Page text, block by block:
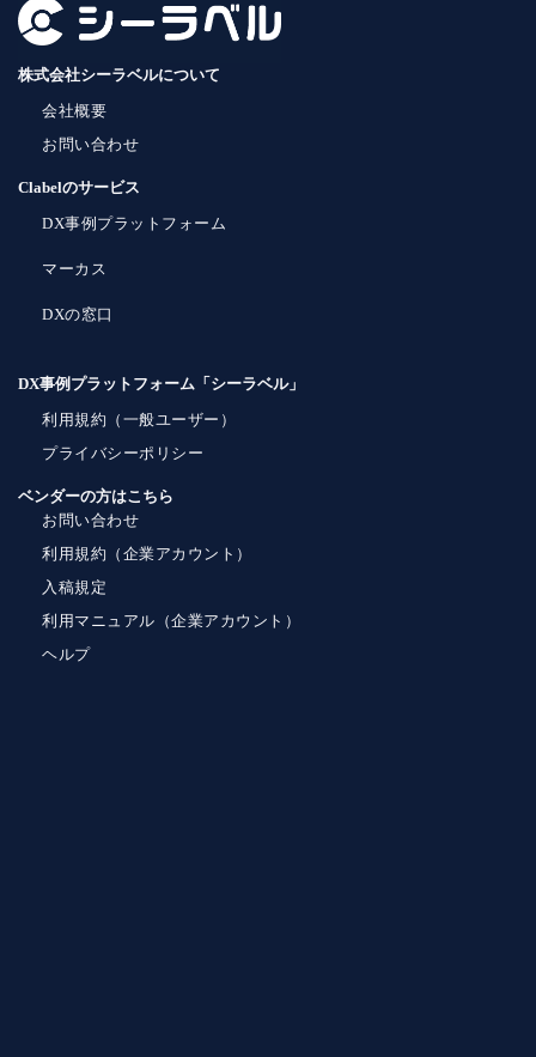
株式会社シーラベルについて
会社概要
お問い合わせ
Clabelのサービス
DX事例プラットフォーム
マーカス
DXの窓口
DX事例プラットフォーム「シーラベル」
利用規約（一般ユーザー）
プライバシーポリシー
ベンダーの方はこちら
お問い合わせ
利用規約（企業アカウント）
入稿規定
利用マニュアル（企業アカウント）
ヘルプ